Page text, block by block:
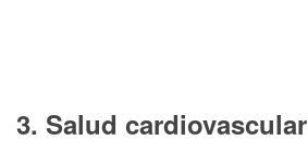
3. Salud cardiovascular